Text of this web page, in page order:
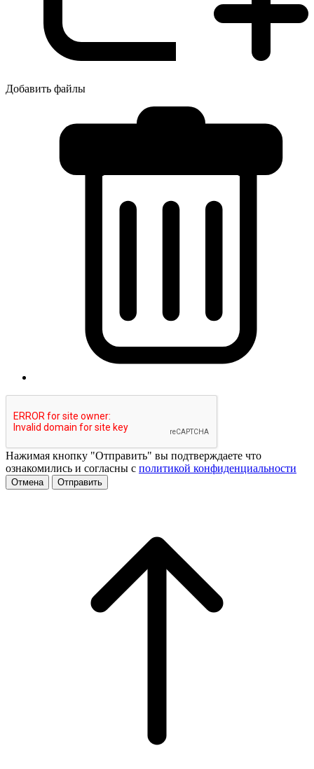
Добавить файлы
Нажимая кнопку "Отправить" вы подтверждаете что
ознакомились и согласны с политикой конфиденциальности
Отмена Отправить